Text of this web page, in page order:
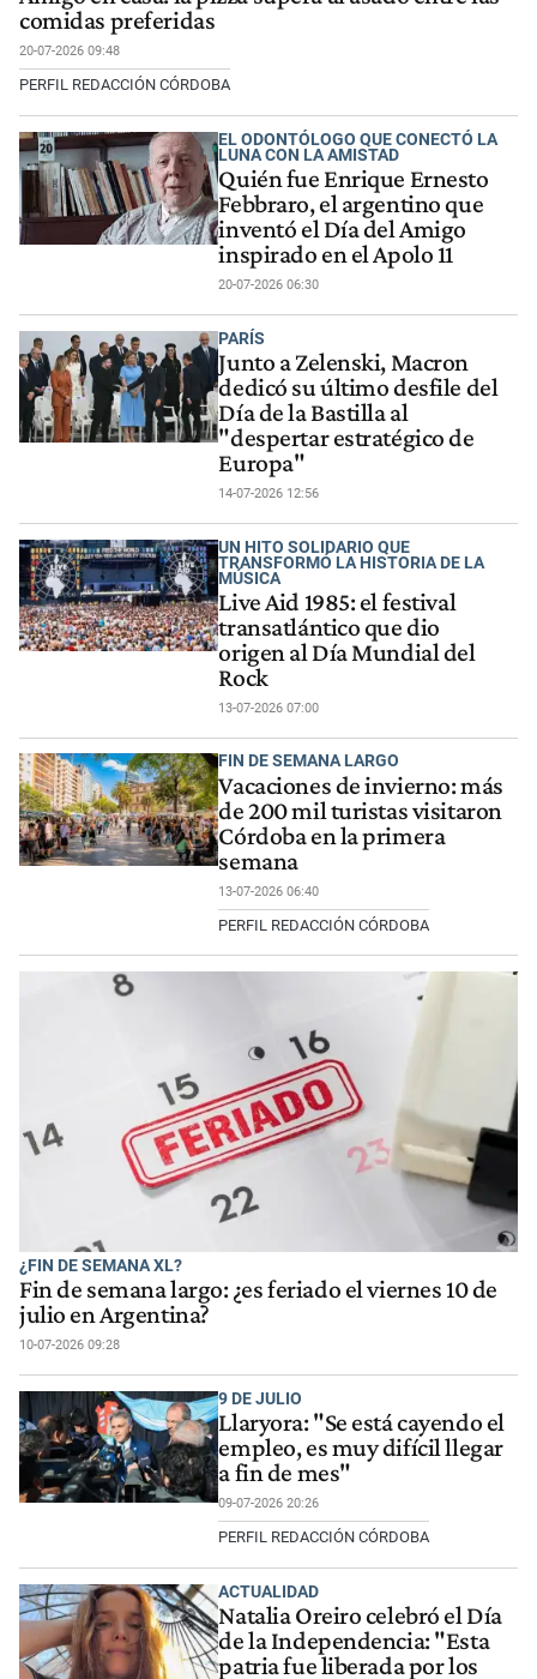
comidas preferidas
20-07-2026 09:48
PERFIL REDACCIÓN CÓRDOBA
EL ODONTÓLOGO QUE CONECTÓ LA
LUNA CON LA AMISTAD
Quién fue Enrique Ernesto
Febbraro, el argentino que
inventó el Día del Amigo
inspirado en el Apolo 11
20-07-2026 06:30
PARÍS
Junto a Zelenski, Macron
dedicó su último desfile del
Día de la Bastilla al
"despertar estratégico de
Europa"
14-07-2026 12:56
UN HITO SOLIDARIO QUE
TRANSFORMÓ LA HISTORIA DE LA
MÚSICA
Live Aid 1985: el festival
transatlántico que dio
origen al Día Mundial del
Rock
13-07-2026 07:00
FIN DE SEMANA LARGO
Vacaciones de invierno: más
de 200 mil turistas visitaron
Córdoba en la primera
semana
13-07-2026 06:40
PERFIL REDACCIÓN CÓRDOBA
¿FIN DE SEMANA XL?
Fin de semana largo: ¿es feriado el viernes 10 de
julio en Argentina?
10-07-2026 09:28
9 DE JULIO
Llaryora: "Se está cayendo el
empleo, es muy difícil llegar
a fin de mes"
09-07-2026 20:26
PERFIL REDACCIÓN CÓRDOBA
ACTUALIDAD
Natalia Oreiro celebró el Día
de la Independencia: "Esta
patria fue liberada por los